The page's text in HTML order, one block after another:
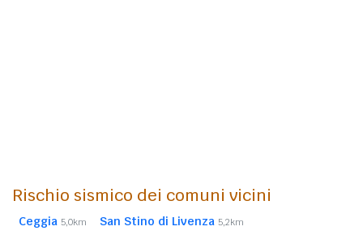
Rischio sismico dei comuni vicini
Ceggia 5,0km San Stino di Livenza 5,2km